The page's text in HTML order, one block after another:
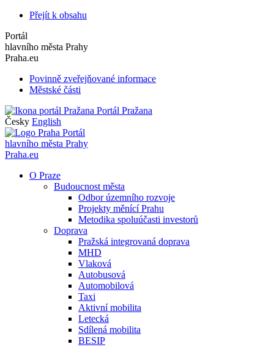
Přejít k obsahu
Portál
hlavního města Prahy
Praha.eu
Povinně zveřejňované informace
Městské části
Portál Pražana
Česky English
Portál
hlavního města Prahy
Praha.eu
O Praze
Budoucnost města
Odbor územního rozvoje
Projekty měnící Prahu
Metodika spoluúčasti investorů
Doprava
Pražská integrovaná doprava
MHD
Vlaková
Autobusová
Automobilová
Taxi
Aktivní mobilita
Letecká
Sdílená mobilita
BESIP